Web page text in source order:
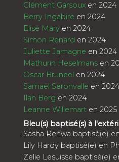
Clément Garsoux en 2024
Berry Ingabire en 2024
Elise Mary en 2024
Simon Renard en 2024
Juliette Jamagne en 2024
Mathurin Heselmans en
Oscar Bruneel en 2024
Samaël Seronvalle en 2024
Ilan Berg en 2024
Leanne Willemart en 2025
Bleu(s) baptisé(s) à
Sasha Renwa baptisé(e)
Lily Hardy baptisé(e) en
Zelie Lesuisse baptisé(e)